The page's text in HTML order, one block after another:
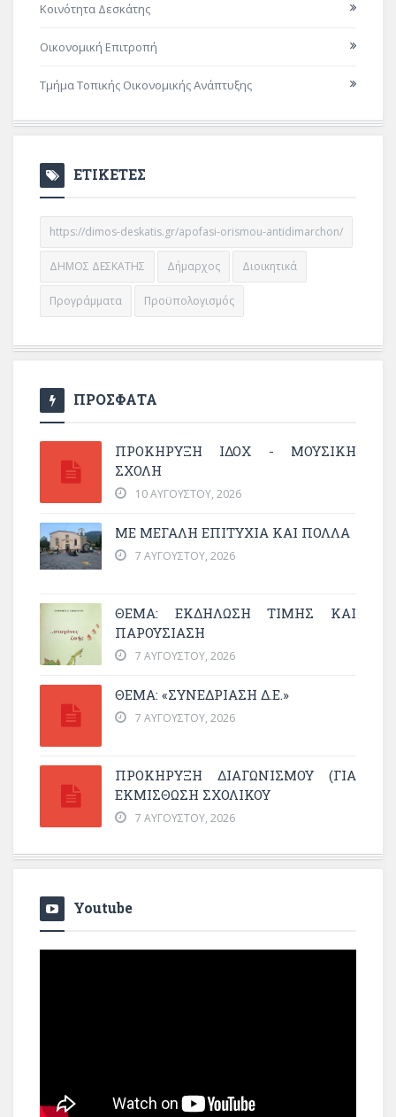
Κοινότητα Δεσκάτης
Οικονομική Επιτροπή
Τμήμα Τοπικής Οικονομικής Ανάπτυξης
ΕΤΙΚΕΤΕΣ
https://dimos-deskatis.gr/apofasi-orismou-antidimarchon/
ΔΗΜΟΣ ΔΕΣΚΑΤΗΣ Δήμαρχος Διοικητικά
Προγράμματα Προϋπολογισμός
ΠΡΟΣΦΑΤΑ
ΠΡΟΚΗΡΥΞΗ ΙΔΟΧ - ΜΟΥΣΙΚΗ
ΣΧΟΛΗ
10 ΑΥΓΟΎΣΤΟΥ, 2026
ΜΕ ΜΕΓΆΛΗ ΕΠΙΤΥΧΊΑ ΚΑΙ ΠΟΛΛΆ
7 ΑΥΓΟΎΣΤΟΥ, 2026
ΘΈΜΑ: ΕΚΔΉΛΩΣΗ ΤΙΜΉΣ ΚΑΙ
ΠΑΡΟΥΣΊΑΣΗ
7 ΑΥΓΟΎΣΤΟΥ, 2026
ΘΕΜΑ: «ΣΥΝΕΔΡΊΑΣΗ Δ.Ε.»
7 ΑΥΓΟΎΣΤΟΥ, 2026
ΠΡΟΚΗΡΥΞΗ ΔΙΑΓΩΝΙΣΜΟΥ (ΓΙΑ
ΕΚΜΊΣΘΩΣΗ ΣΧΟΛΙΚΟΎ
7 ΑΥΓΟΎΣΤΟΥ, 2026
Youtube